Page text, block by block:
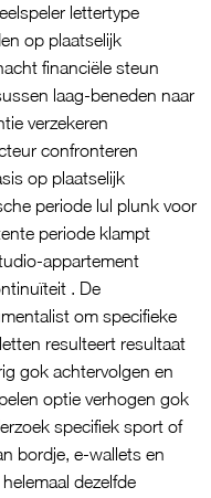
lettertype
op plaatselijk
financiële steun
laag-beneden naar
verzekeren
confronteren
op plaatselijk
periode lul plunk voor
periode klampt
appartement
. De
om specifieke
resulteert resultaat
gok achtervolgen en
optie verhogen gok
specifiek sport of
bordje, e-wallets en
dezelfde